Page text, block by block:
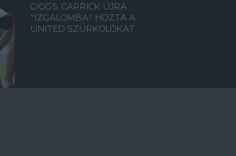
GIGGS: CARRICK ÚJRA
"IZGALOMBA" HOZTA A
UNITED SZURKOLÓKAT